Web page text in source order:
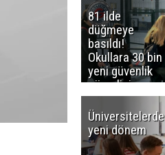
81 ilde
düğmeye
basıldı!
Okullara 30 bin
yeni güvenlik
görevlisi
Üniversitelerde
yeni dönem